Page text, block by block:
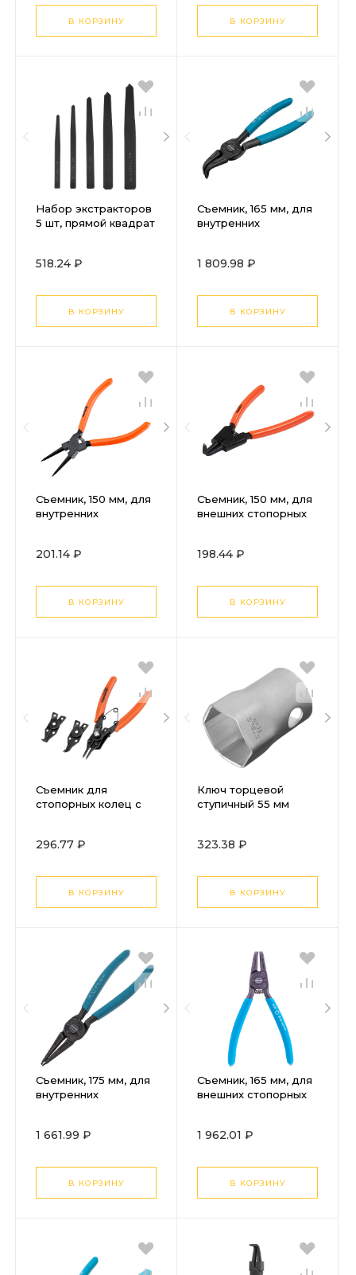
В КОРЗИНУ В КОРЗИНУ
Набор экстракторов
5 шт, прямой квадрат
518.24 ₽
В КОРЗИНУ
Съемник, 165 мм, для
внутренних
губки (сжим) Gross
1 809.98 ₽
В КОРЗИНУ
Съемник, 150 мм, для
внутренних
201.14 ₽
В КОРЗИНУ
Съемник, 150 мм, для
внешних стопорных
198.44 ₽
В КОРЗИНУ
Съемник для
стопорных колец с
Sparta
296.77 ₽
В КОРЗИНУ
Ключ торцевой
ступичный 55 мм
323.38 ₽
В КОРЗИНУ
Съемник, 175 мм, для
внутренних
(сжим) Gross
1 661.99 ₽
В КОРЗИНУ
Съемник, 165 мм, для
внешних стопорных
(разжим) Gross
1 962.01 ₽
В КОРЗИНУ